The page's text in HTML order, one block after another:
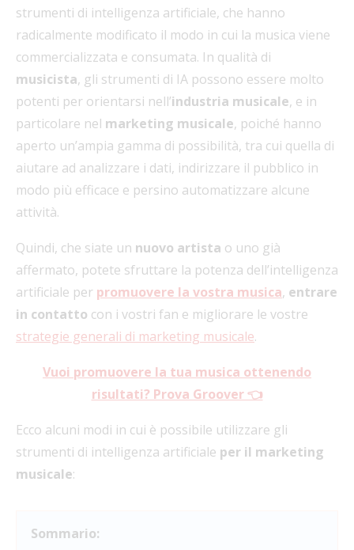
strumenti di intelligenza artificiale, che hanno
radicalmente modificato il modo in cui la musica viene
commercializzata e consumata. In qualità di
musicista, gli strumenti di IA possono essere molto
potenti per orientarsi nell’industria musicale, e in
particolare nel marketing musicale, poiché hanno
aperto un’ampia gamma di possibilità, tra cui quella di
aiutare ad analizzare i dati, indirizzare il pubblico in
modo più efficace e persino automatizzare alcune
attività.
Quindi, che siate un nuovo artista o uno già
affermato, potete sfruttare la potenza dell’intelligenza
artificiale per promuovere la vostra musica, entrare
in contatto con i vostri fan e migliorare le vostre
strategie generali di marketing musicale.
Vuoi promuovere la tua musica ottenendo
risultati? Prova Groover 👈
Ecco alcuni modi in cui è possibile utilizzare gli
strumenti di intelligenza artificiale per il marketing
musicale:
Sommario: